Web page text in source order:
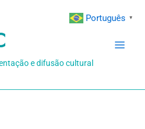
e difusão cultural
Português ▼